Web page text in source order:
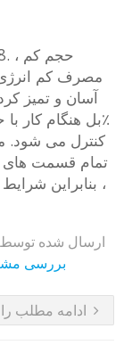
مصرف کم انرژی
تمام قسمت های
، بنابراین
ارسال شده توسط
4 بررسی
ادامه مطلب را